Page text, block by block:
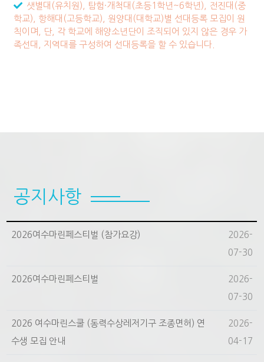
샛별대(유치원), 탐험·개척대(초등1학년~6학년), 전진대(중
학교), 항해대(고등학교), 원양대(대학교)별 선대등록 모집이 원
칙이며, 단, 각 학교에 해양소년단이 조직되어 있지 않은 경우 가
족선대, 지역대를 구성하여 선대등록을 할 수 있습니다.
공지사항
2026여수마린페스티벌 (참가요강)
2026-
07-30
2026여수마린페스티벌
2026-
07-30
2026 여수마린스쿨 (동력수상레저기구 조종면허) 연
수생 모집 안내
2026-
04-17